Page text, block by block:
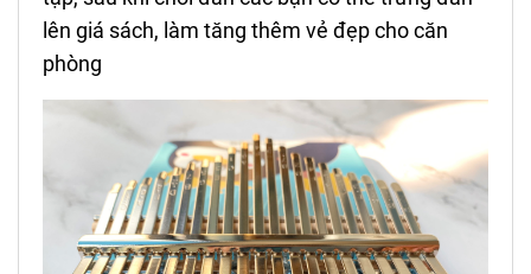
lên giá sách, làm tăng thêm vẻ đẹp cho căn
phòng